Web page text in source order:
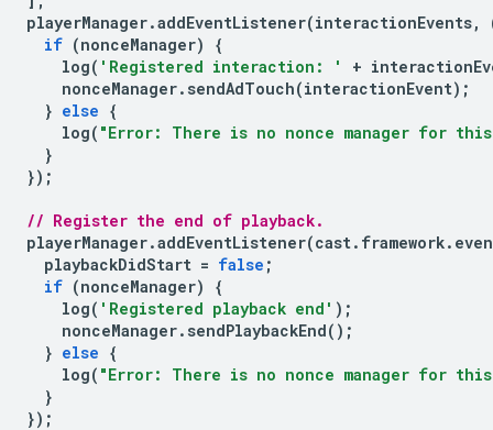
playerManager.addEventListener(interactionEvents,
if (nonceManager)
{
log( 'Registered interaction: ' +
nonceManager. sendAdTouch(interactionEvent);
} else {
log( "Error: There is no nonce manager for
}
});
// Register the end of playback.
playerManager.addEventListener(cast. framework.
playbackDidStart = false ;
if (nonceManager)
{
log( 'Registered playback end' );
nonceManager. sendPlaybackEnd();
} else {
log( "Error: There is no nonce manager for
}
});